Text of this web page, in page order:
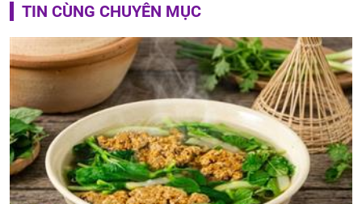
TIN CÙNG CHUYÊN MỤC